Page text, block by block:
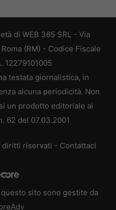
di WEB 365 SRL - Via
(RM) - Codice Fiscale
12279101005
testata giornalistica, in
alcuna periodicità. Non
un prodotto editoriale ai
62 del 07.03.2001
riservati - Contattaci
sito sono gestite da